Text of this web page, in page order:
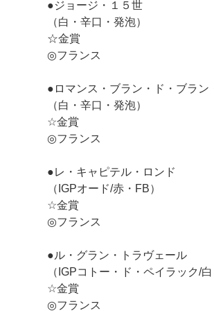
●ジョージ・１５世
（白・辛口・発泡）
☆金賞
◎フランス
●ロマンス・ブラン・ド・ブラン
（白・辛口・発泡）
☆金賞
◎フランス
●レ・キャピテル・ロンド
（IGPオード/赤・FB）
☆金賞
◎フランス
●ル・グラン・トラヴェール
（IGPコトー・ド・ペイラック/白
☆金賞
◎フランス